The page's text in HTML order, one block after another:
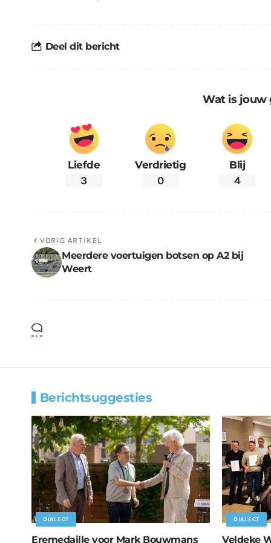
Deel dit bericht
Wat is jouw
Liefde
3
Verdrietig
0
Blij
4
VORIG ARTIKEL
Meerdere voertuigen botsen op A2 bij
Weert
Berichtsuggesties
DIALECT
Eremedaille voor Mark Bouwmans
DIALECT
Veldeke